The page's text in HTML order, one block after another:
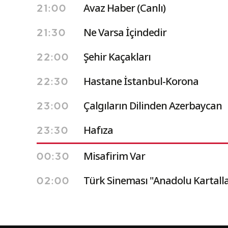
21:00 Avaz Haber (Canlı)
21:30 Ne Varsa İçindedir
22:00 Şehir Kaçakları
22:30 Hastane İstanbul-Korona
23:00 Çalgıların Dilinden Azerbaycan
23:30 Hafıza
00:30 Misafirim Var
02:00 Türk Sineması "Anadolu